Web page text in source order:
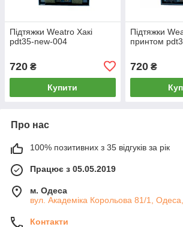
Підтяжки Weatro Хакі
pdt35-new-004
720 ₴
Купити
Підтяжки
принтом
720₴
Про нас
100% позитивних з 35 відгуків за рік
Працює з 05.05.2019
м. Одеса
вул. Академіка Корольова 81/1,
Контакти